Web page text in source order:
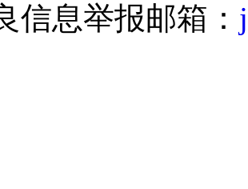
信息举报邮箱：